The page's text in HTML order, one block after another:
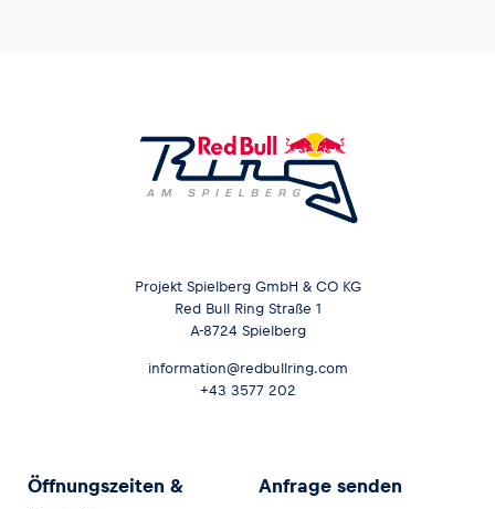
Projekt Spielberg GmbH & CO KG
Red Bull Ring Straße 1
A-8724 Spielberg
information@redbullring.com
+43 3577 202
Öffnungszeiten &
Anfrage senden